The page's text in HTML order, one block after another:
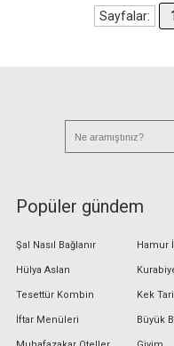
Sayfalar: 1
Popüler gündem
Şal Nasıl Bağlanır
Hülya Aslan
Tesettür Kombin
İftar Menüleri
Hamur
Kek
Büyük